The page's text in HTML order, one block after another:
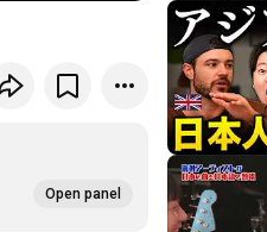
Open panel